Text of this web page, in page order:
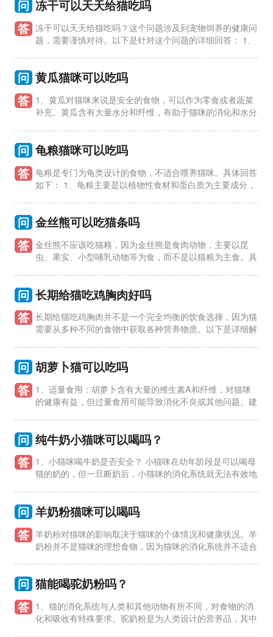
问 冻干可以天天给猫吃吗
答 冻干可以天天给猫吃吗？这个问题涉及到宠物饲养的健康问
题，需要谨慎对待。以下是针对这个问题的详细回答： 1、
问 黄瓜猫咪可以吃吗
答 1、黄瓜对猫咪来说是安全的食物，可以作为零食或者蔬菜
补充。黄瓜含有大量水分和纤维，有助于猫咪的消化和水分
问 龟粮猫咪可以吃吗
答 龟粮是专门为龟类设计的食物，不适合喂养猫咪。具体回答
如下： 1、龟粮主要是以植物性食材和蛋白质为主要成分，
问 金丝熊可以吃猫条吗
答 金丝熊不应该吃猫粮，因为金丝熊是食肉动物，主要以昆
虫、果实、小型哺乳动物等为食，而不是以猫粮为主食。具
问 长期给猫吃鸡胸肉好吗
答 长期给猫吃鸡胸肉并不是一个完全均衡的饮食选择，因为猫
需要从多种不同的食物中获取各种营养物质。以下是详细解
问 胡萝卜猫可以吃吗
答 1、适量食用：胡萝卜含有大量的维生素A和纤维，对猫咪
的健康有益，但过量食用可能导致消化不良或其他问题。建
问 纯牛奶小猫咪可以喝吗？
答 1、小猫咪喝牛奶是否安全？ 小猫咪在幼年阶段是可以喝母
猫的奶的，但一旦断奶后，小猫咪的消化系统就无法有效地
问 羊奶粉猫咪可以喝吗
答 羊奶粉对猫咪的影响取决于猫咪的个体情况和健康状况。羊
奶粉并不是猫咪的理想食物，因为猫咪的消化系统并不适合
问 猫能喝驼奶粉吗？
答 1、猫的消化系统与人类和其他动物有所不同，对食物的消
化和吸收有特殊要求。驼奶粉是为人类设计的营养品，其中